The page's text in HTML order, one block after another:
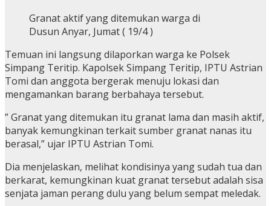
Granat aktif yang ditemukan warga di
Dusun Anyar, Jumat ( 19/4 )
Temuan ini langsung dilaporkan warga ke Polsek
Simpang Teritip. Kapolsek Simpang Teritip, IPTU Astrian
Tomi dan anggota bergerak menuju lokasi dan
mengamankan barang berbahaya tersebut.
” Granat yang ditemukan itu granat lama dan masih aktif,
banyak kemungkinan terkait sumber granat nanas itu
berasal,” ujar IPTU Astrian Tomi.
Dia menjelaskan, melihat kondisinya yang sudah tua dan
berkarat, kemungkinan kuat granat tersebut adalah sisa
senjata jaman perang dulu yang belum sempat meledak.